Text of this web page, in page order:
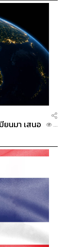
ยนมา เสนอ
...